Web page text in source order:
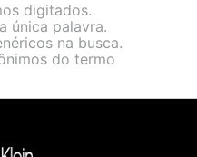
digitados.
única palavra.
na busca.
do termo